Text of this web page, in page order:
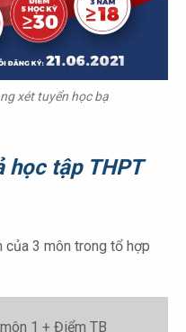
xét tuyển học bạ
học tập THPT
của 3 môn trong tổ hợp
1 + Điểm TB